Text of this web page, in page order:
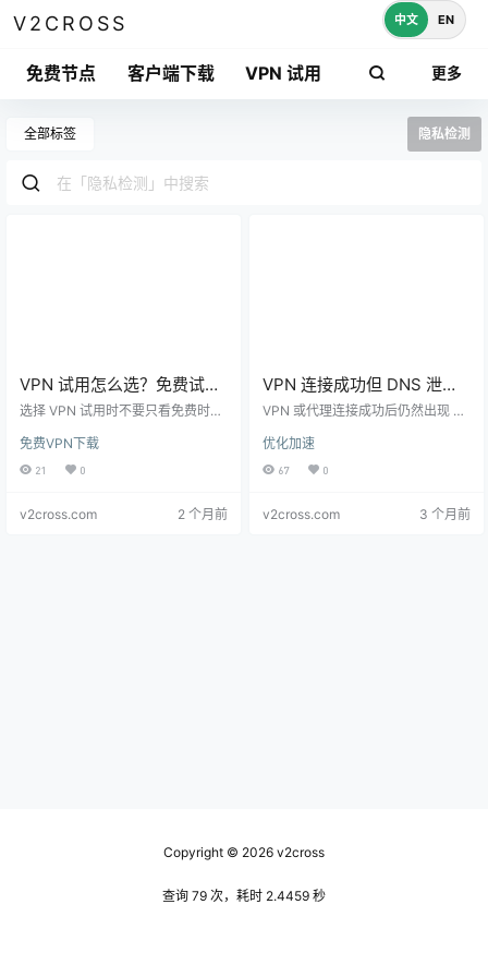
V2CROSS
免费节点 客户端下载 VPN 试用 更多
中文 EN
全部标签 隐私检测
VPN 试用怎么选？免费试
用、退款期、设备数量和隐
选择 VPN 试用时不要只看免费时
量、节点地区、速度、DNS 泄露和
取消续费方式。
免费VPN下载
21 0
v2cross.com 2 个月前
VPN 连接成功但 DNS 泄露
怎么办？检测和修复步骤
VPN 或代理连接成功后仍然出现 D
览器安全 DNS、系统私有 DNS、规
则分流和全局模式。
优化加速
67 0
v2cross.com 3 个月前
Copyright © 2026 v2cross
查询 79 次，耗时 2.4459 秒